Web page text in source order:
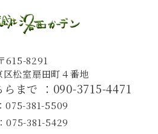
615-8291
区松室扇田町４番地
まで ： 090-3715-4471
075-381-5509
075-381-5429